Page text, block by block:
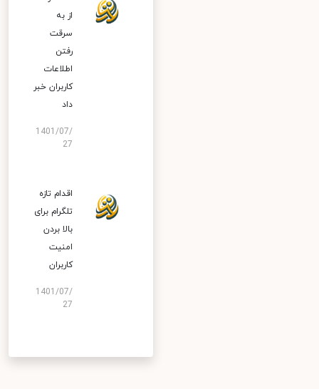
از به
سرقت
رفتن
اطلاعات
کاربران خبر
داد
1401/07/
27
اقدام تازه
تلگرام برای
بالا بردن
امنیت
کاربران
1401/07/
27